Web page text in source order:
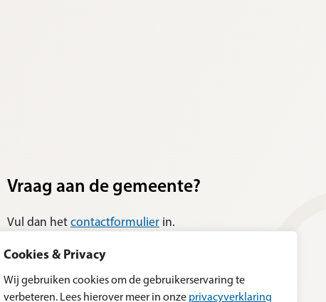
Cookies & Privacy
Wij gebruiken cookies om de gebruikerservaring te
verbeteren. Lees hierover meer in onze privacyverklaring
Vraag aan de gemeente?
Vul dan hetcontactformulier in.